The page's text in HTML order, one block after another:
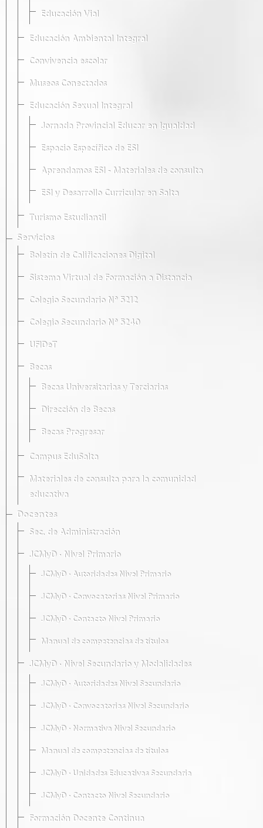
Educación Vial
Educación Ambiental Integral
Convivencia escolar
Museos Conectados
Educación Sexual Integral
Jornada Provincial Educar en Igualdad
Espacio Específico de ESI
Aprendamos ESI - Materiales de consulta
ESI y Desarrollo Curricular en Salta
Turismo Estudiantil
Servicios
Boletín de Calificaciones Digital
Sistema Virtual de Formación a Distancia
Colegio Secundario Nº 5212
Colegio Secundario Nº 5240
UFIDeT
Becas
Becas Universitarias y Terciarias
Dirección de Becas
Becas Progresar
Campus EduSalta
Materiales de consulta para la comunidad
educativa
Docentes
Sec. de Administración
JCMyD · Nivel Primario
JCMyD · Autoridades Nivel Primario
JCMyD · Convocatorias Nivel Primario
JCMyD · Contacto Nivel Primario
Manual de competencias de títulos
JCMyD · Nivel Secundario y Modalidades
JCMyD · Autoridades Nivel Secundario
JCMyD · Convocatorias Nivel Secundario
JCMyD · Normativa Nivel Secundario
Manual de competencias de títulos
JCMyD · Unidades Educativas Secundaria
JCMyD · Contacto Nivel Secundario
Formación Docente Continua